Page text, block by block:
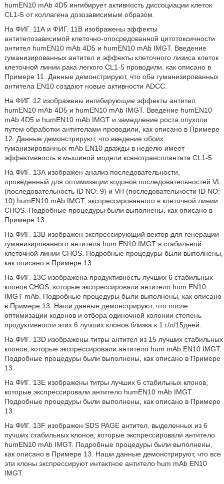
humEN10 mAb 4D5 ингибирует активность диссоциации клеток
CL1-5 от коллагена дозозависимым образом.
На ФИГ. 11А и ФИГ. 11В изображены эффекты
антителозависимой клеточно-опосредованной цитотоксичности
антител humEN10 mAb 4D5 и humEN10 mAb IMGT. Введение
гуманизированных антител и эффекты клеточного лизиса клеток
клеточной линии рака легкого CL1-5 проводили, как описано в
Примере 11. Данные демонстрируют, что оба гуманизированных
антитела EN10 создают новые активности ADCC.
На ФИГ. 12 изображены ингибирующие эффекты антител
humEN10 mAb 4D5 и humEN10 mAb IMGT. Введение humEN10
mAb 4D5 и humEN10 mAb IMGT и замедление роста опухоли
путем обработки антителами проводили, как описано в Примере
12. Данные демонстрируют, что введение обоих
гуманизированных mAb EN10 дважды в неделю имеет
эффективность в мышиной модели ксенотрансплантата CL1-5.
На ФИГ. 13А изображен анализ последовательности,
проведенный для оптимизации кодонов последовательностей VL
(последовательность ID NO: 9) и VH (последовательности ID NO:
10) humEN10 mAb IMGT, экспрессированного в клеточной линии
CHOS. Подробные процедуры были выполнены, как описано в
Примере 13.
На ФИГ. 13B изображен экспрессирующий вектор для генерации
гуманизированного антитела hum EN10 IMGT в стабильной
клеточной линии CHOS. Подробные процедуры были выполнены,
как описано в Примере 13.
На ФИГ. 13C изображена продуктивность лучших 6 стабильных
клонов CHOS, которые экспрессировали антитело hum EN10
IMGT mAb. Подробные процедуры были выполнены, как описано
в Примере 13. Наши данные демонстрируют, что после
оптимизации кодонов и отбора одиночной колонии степень
продуктивности этих 6 лучших клонов близка к 1 г/л/15дней.
На ФИГ. 13D изображены титры антител из 15 лучших стабильных
клонов, которые экспрессировали антитело hum mAb EN10 IMGT.
Подробные процедуры были выполнены, как описано в Примере
13.
На ФИГ. 13Е изображены титры лучших 6 стабильных клонов,
которые экспрессировали антитело humEN10 mAb IMGT.
Подробные процедуры были выполнены, как описано в Примере
13.
На ФИГ. 13F изображен SDS PAGE антител, выделенных из 6
лучших стабильных клонов, которые экспрессировали антитело
humEN10 mAb IMGT. Подробные процедуры были выполнены,
как описано в Примере 13. Наши данные демонстрируют, что все
эти клоны экспрессируют интактное антитело hum mAb EN10
IMGT.